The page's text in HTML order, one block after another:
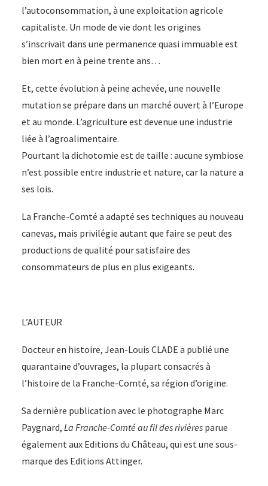
l’autoconsommation, à une exploitation agricole
capitaliste. Un mode de vie dont les origines
s’inscrivait dans une permanence quasi immuable est
bien mort en à peine trente ans…
Et, cette évolution à peine achevée, une nouvelle
mutation se prépare dans un marché ouvert à l’Europe
et au monde. L’agriculture est devenue une industrie
liée à l’agroalimentaire.
Pourtant la dichotomie est de taille : aucune symbiose
n’est possible entre industrie et nature, car la nature a
ses lois.
La Franche-Comté a adapté ses techniques au nouveau
canevas, mais privilégie autant que faire se peut des
productions de qualité pour satisfaire des
consommateurs de plus en plus exigeants.
L’AUTEUR
Docteur en histoire, Jean-Louis CLADE a publié une
quarantaine d’ouvrages, la plupart consacrés à
l’histoire de la Franche-Comté, sa région d’origine.
Sa dernière publication avec le photographe Marc
Paygnard, La Franche-Comté au fil des rivières parue
également aux Editions du Château, qui est une sous-
marque des Editions Attinger.